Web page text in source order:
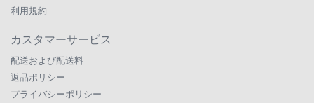
利用規約
カスタマーサービス
配送および配送料
返品ポリシー
プライバシーポリシー